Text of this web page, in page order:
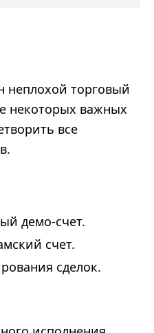
неплохой торговый
некоторых важных
все
демо-счет.
счет.
сделок.